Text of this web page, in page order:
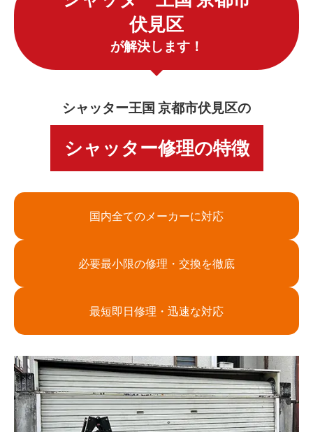
伏見区
が解決します！
シャッター王国 京都市伏見区の
シャッター修理の特徴
国内全てのメーカーに対応
必要最小限の修理・交換を徹底
最短即日修理・迅速な対応